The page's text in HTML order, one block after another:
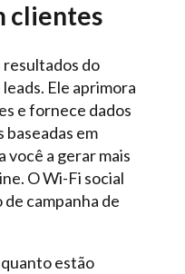
clientes
resultados do
Ele aprimora
e fornece dados
baseadas em
você a gerar mais
O Wi-Fi social
campanha de
estão